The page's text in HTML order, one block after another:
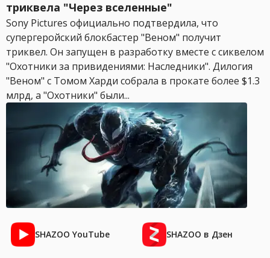
триквела "Через вселенные"
Sony Pictures официально подтвердила, что
супергеройский блокбастер "Веном" получит
триквел. Он запущен в разработку вместе с сиквелом
"Охотники за привидениями: Наследники". Дилогия
"Веном" с Томом Харди собрала в прокате более $1.3
млрд, а "Охотники" были...
SHAZOO YouTube SHAZOO в Дзен